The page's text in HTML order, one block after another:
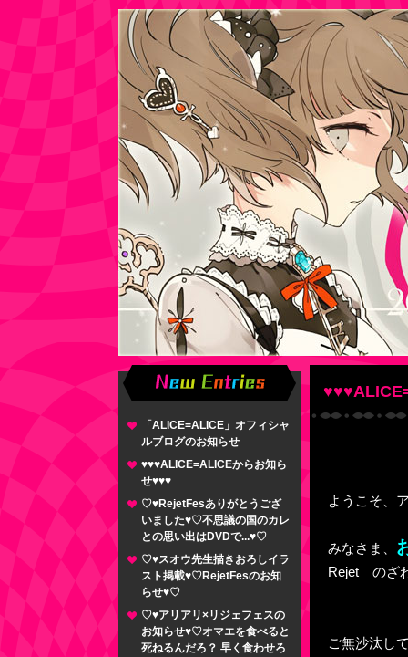
ようこそ
みなさま、
Rejet のざ
ご無沙汰し
「ALICE=ALICE」オフィシャ
ルブログのお知らせ
♥♥♥ALICE=ALICEからお知ら
せ♥♥♥
♡♥RejetFesありがとうござ
いました♥♡不思議の国のカレ
との思い出はDVDで...♥♡
♡♥スオウ先生描きおろしイラ
スト掲載♥♡RejetFesのお知
らせ♥♡
♡♥アリアリ×リジェフェスの
お知らせ♥♡オマエを食べると
死ねるんだろ？ 早く食わせろ